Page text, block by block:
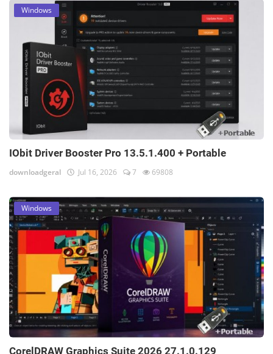
Windows
IObit Driver Booster Pro 13.5.1.400 + Portable
downloadgeral Jul 16, 2026 7 69808
Windows
CorelDRAW Graphics Suite 2026 27.1.0.129